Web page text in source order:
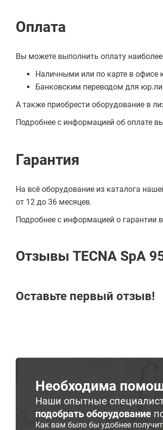
Оплата
Вы можете выполнить оплату
Наличными или по карте в офисе
Банковским переводом для
А также приобрести оборудование в
Подробнее с информацией об оплате
Гарантия
На всё оборудование из каталога
от 12 до 36 месяцев.
Подробнее с информацией о гарантии
Отзывы TECNA SpA
Оставьте первый отзыв!
Необходима
Наши опытные
подобрать оборудование
Как вам было бы удобнее